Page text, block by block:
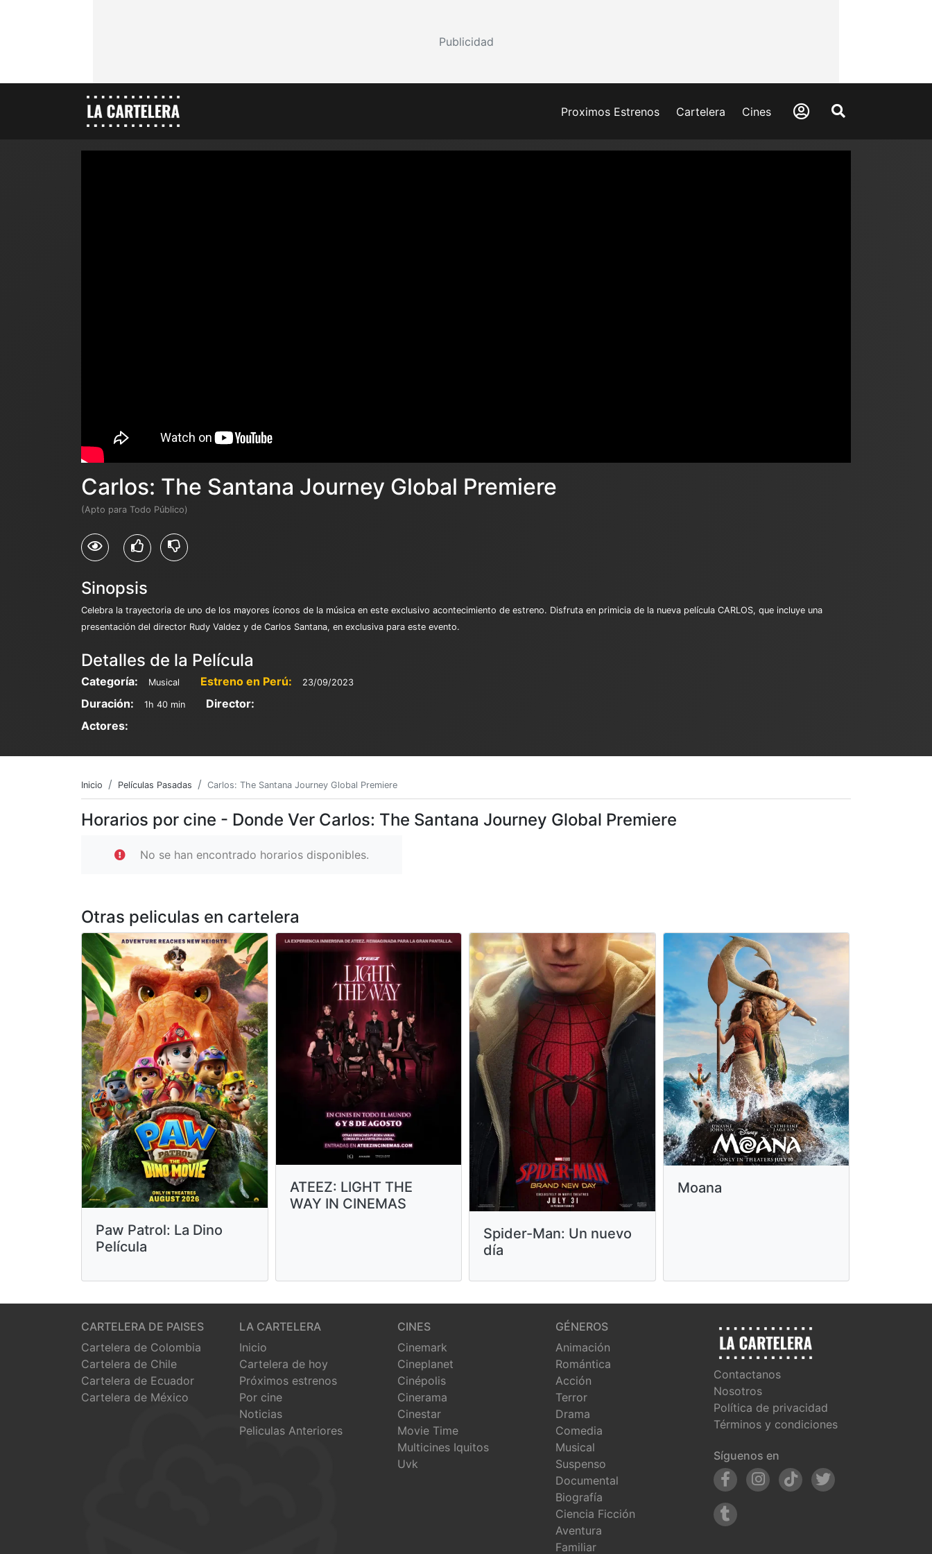
Publicidad
Proximos Estrenos Cartelera Cines
Carlos: The Santana Journey Global Premiere
(Apto para Todo Público)
Sinopsis
Celebra la trayectoria de uno de los mayores íconos de la música en este exclusivo acontecimiento de estreno. Disfruta en primicia de la nueva película CARLOS, que incluye una
presentación del director Rudy Valdez y de Carlos Santana, en exclusiva para este evento.
Detalles de la Película
Categoría: Musical Estreno en Perú: 23/09/2023
Duración: 1h 40 min
Director:
Actores:
Inicio Películas Pasadas Carlos: The Santana Journey Global Premiere
Horarios por cine - Donde Ver Carlos: The Santana Journey Global Premiere
No se han encontrado horarios disponibles.
Otras peliculas en cartelera
Paw Patrol: La Dino
Película
ATEEZ: LIGHT THE
WAY IN CINEMAS
Spider-Man: Un nuevo
día
Moana
CARTELERA DE PAISES
Cartelera de Colombia
Cartelera de Chile
Cartelera de Ecuador
Cartelera de México
LA CARTELERA
Inicio
Cartelera de hoy
Próximos estrenos
Por cine
Noticias
Peliculas Anteriores
CINES
Cinemark
Cineplanet
Cinépolis
Cinerama
Cinestar
Movie Time
Multicines Iquitos
Uvk
GÉNEROS
Animación
Romántica
Acción
Terror
Drama
Comedia
Musical
Suspenso
Documental
Biografía
Ciencia Ficción
Aventura
Familiar
Contactanos
Nosotros
Política de privacidad
Términos y condiciones
Síguenos en